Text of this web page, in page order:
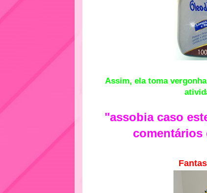
Assim, ela toma
"assobia caso
comentários